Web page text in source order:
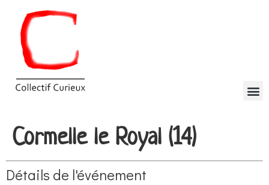
Cormelle le Royal (14)
Détails de l'événement